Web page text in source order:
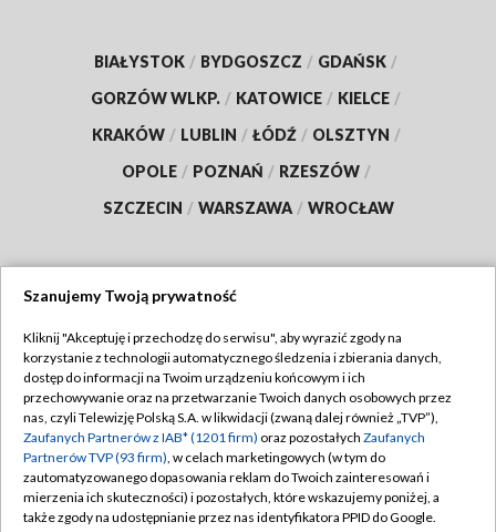
BIAŁYSTOK / BYDGOSZCZ / GDAŃSK /
GORZÓW WLKP. / KATOWICE / KIELCE /
KRAKÓW / LUBLIN / ŁÓDŹ / OLSZTYN /
OPOLE / POZNAŃ / RZESZÓW /
SZCZECIN / WARSZAWA / WROCŁAW
TVP
Abonament TVP
Emisja w TVP
Centrum informacji TVP
Naziemna Telewizja Cyfrowa
Regulamin TVP
Polityka prywatności
Moje zgody
Pomoc
Szanujemy Twoją prywatność
Kliknij "Akceptuję i przechodzę do serwisu", aby wyrazić zgody na
korzystanie z technologii automatycznego śledzenia i zbierania danych,
dostęp do informacji na Twoim urządzeniu końcowym i ich
przechowywanie oraz na przetwarzanie Twoich danych osobowych przez
nas, czyli Telewizję Polską S.A. w likwidacji (zwaną dalej również „TVP”),
Zaufanych Partnerów z IAB* (1201 firm) oraz pozostałych Zaufanych
Partnerów TVP (93 firm), w celach marketingowych (w tym do
zautomatyzowanego dopasowania reklam do Twoich zainteresowań i
mierzenia ich skuteczności) i pozostałych, które wskazujemy poniżej, a
także zgody na udostępnianie przez nas identyfikatora PPID do Google.